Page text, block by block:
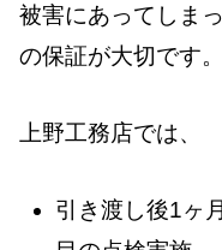
被害にあってしま
の保証が大切です。
上野工務店では、
引き渡し後1ヶ